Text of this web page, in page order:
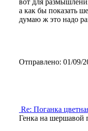
вот для
а как бы показать
думаю ж это надо
Отправлено: 01/09/
Re: Поганка
Генка на шершавой